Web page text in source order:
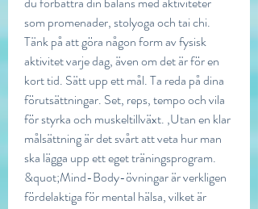
som promenader, stolyoga och tai chi.
Tänk på att göra någon form av fysisk
aktivitet varje dag, även om det är för en
kort tid. Sätt upp ett mål. Ta reda på dina
förutsättningar. Set, reps, tempo och vila
för styrka och muskeltillväxt. ,Utan en klar
målsättning är det svårt att veta hur man
ska lägga upp ett eget träningsprogram.
&quot;Mind-Body-övningar är verkligen
fördelaktiga för mental hälsa, vilket är